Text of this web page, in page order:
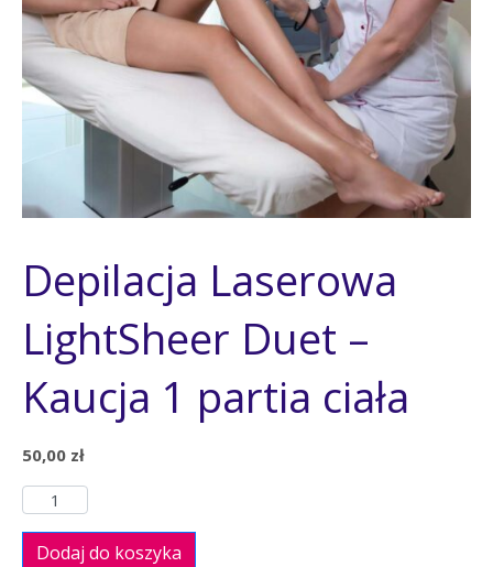
Depilacja Laserowa
LightSheer Duet –
Kaucja 1 partia ciała
50,00 zł
Dodaj do koszyka